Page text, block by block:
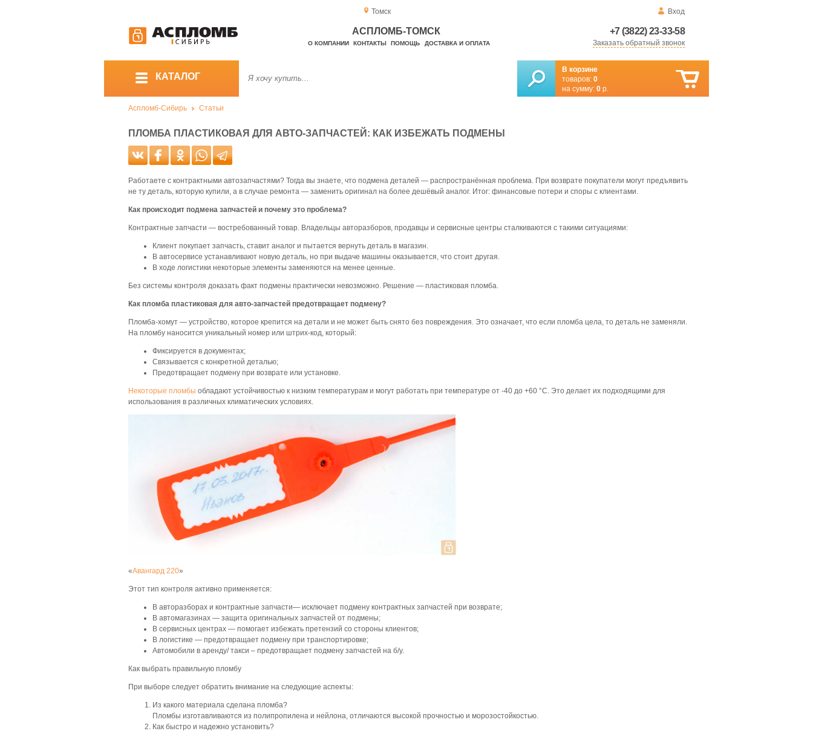
Томск Вход
+7 (3822) 23-33-58
Заказать обратный звонок
АСПЛОМБ-ТОМСК
О КОМПАНИИ КОНТАКТЫ ПОМОЩЬ ДОСТАВКА И ОПЛАТА
КАТАЛОГ
В корзине
товаров: 0
на сумму: 0 р.
Аспломб-Сибирь Статьи
ПЛОМБА ПЛАСТИКОВАЯ ДЛЯ АВТО-ЗАПЧАСТЕЙ: КАК ИЗБЕЖАТЬ ПОДМЕНЫ
Работаете с контрактными автозапчастями? Тогда вы знаете, что подмена деталей — распространённая проблема. При возврате покупатели могут предъявить
не ту деталь, которую купили, а в случае ремонта — заменить оригинал на более дешёвый аналог. Итог: финансовые потери и споры с клиентами.
Как происходит подмена запчастей и почему это проблема?
Контрактные запчасти — востребованный товар. Владельцы авторазборов, продавцы и сервисные центры сталкиваются с такими ситуациями:
Клиент покупает запчасть, ставит аналог и пытается вернуть деталь в магазин.
В автосервисе устанавливают новую деталь, но при выдаче машины оказывается, что стоит другая.
В ходе логистики некоторые элементы заменяются на менее ценные.
Без системы контроля доказать факт подмены практически невозможно. Решение — пластиковая пломба.
Как пломба пластиковая для авто-запчастей предотвращает подмену?
Пломба-хомут — устройство, которое крепится на детали и не может быть снято без повреждения. Это означает, что если пломба цела, то деталь не заменяли.
На пломбу наносится уникальный номер или штрих-код, который:
Фиксируется в документах;
Связывается с конкретной деталью;
Предотвращает подмену при возврате или установке.
Некоторые пломбы обладают устойчивостью к низким температурам и могут работать при температуре от -40 до +60 °C. Это делает их подходящими для
использования в различных климатических условиях.
«Авангард 220»
Этот тип контроля активно применяется:
В авторазборах и контрактные запчасти— исключает подмену контрактных запчастей при возврате;
В автомагазинах — защита оригинальных запчастей от подмены;
В сервисных центрах — помогает избежать претензий со стороны клиентов;
В логистике — предотвращает подмену при транспортировке;
Автомобили в аренду/ такси – предотвращает подмену запчастей на б/у.
Как выбрать правильную пломбу
При выборе следует обратить внимание на следующие аспекты:
Из какого материала сделана пломба?
Пломбы изготавливаются из полипропилена и нейлона, отличаются высокой прочностью и морозостойкостью.
Как быстро и надежно установить?